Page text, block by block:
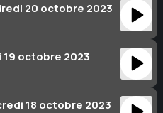
20 octobre 2023
octobre 2023
18 octobre 2023